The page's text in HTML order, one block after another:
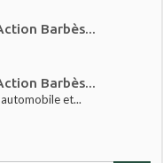
Barbès...
Barbès...
et...